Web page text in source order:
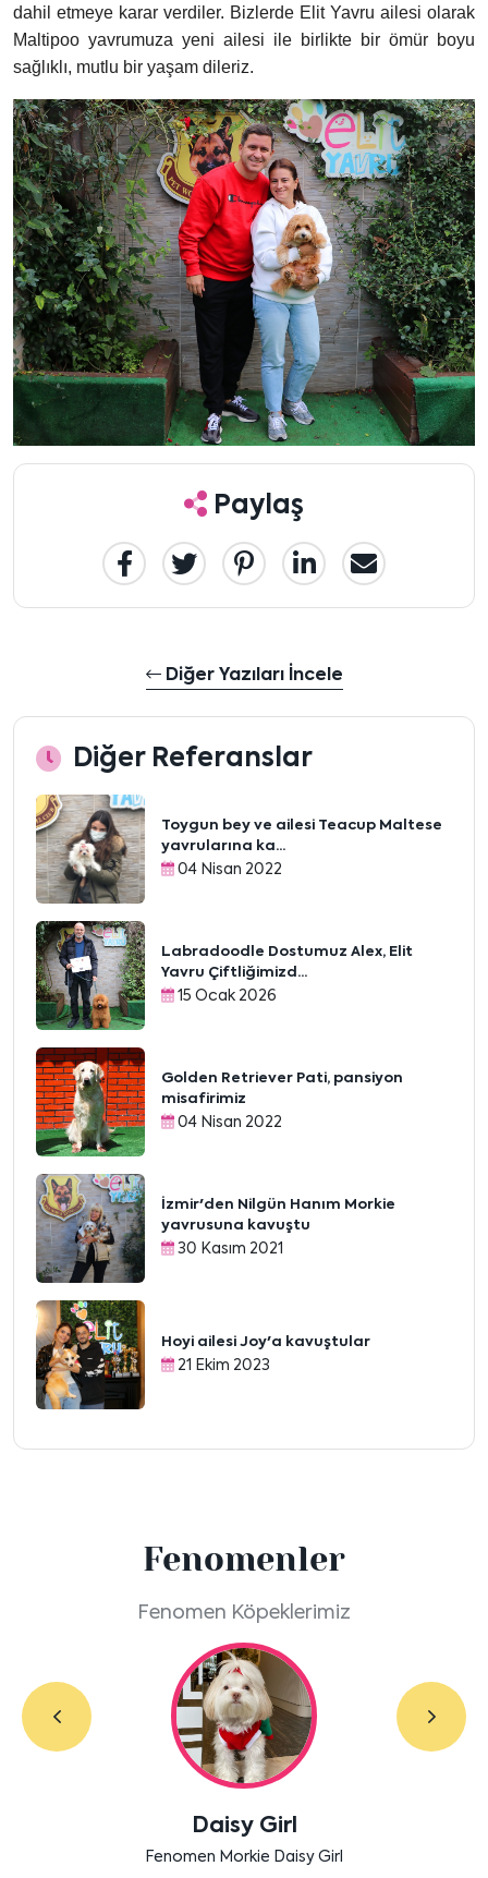
dahil etmeye karar verdiler. Bizlerde Elit Yavru ailesi olarak
Maltipoo yavrumuza yeni ailesi ile birlikte bir ömür boyu
sağlıklı, mutlu bir yaşam dileriz.
Paylaş
Diğer Yazıları İncele
Diğer Referanslar
Toygun bey ve ailesi Teacup Maltese
yavrularına ka...
04 Nisan 2022
Labradoodle Dostumuz Alex, Elit
Yavru Çiftliğimizd...
15 Ocak 2026
Golden Retriever Pati, pansiyon
misafirimiz
04 Nisan 2022
İzmir'den Nilgün Hanım Morkie
yavrusuna kavuştu
30 Kasım 2021
Hoyi ailesi Joy'a kavuştular
21 Ekim 2023
Fenomenler
Fenomen Köpeklerimiz
Daisy Girl
Fenomen Morkie Daisy Girl